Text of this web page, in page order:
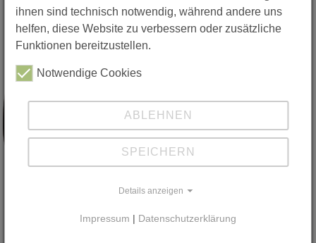
ihnen sind technisch notwendig, während andere uns
helfen, diese Website zu verbessern oder zusätzliche
Funktionen bereitzustellen.
Notwendige Cookies
ABLEHNEN
SPEICHERN
Details anzeigen
Impressum | Datenschutzerklärung